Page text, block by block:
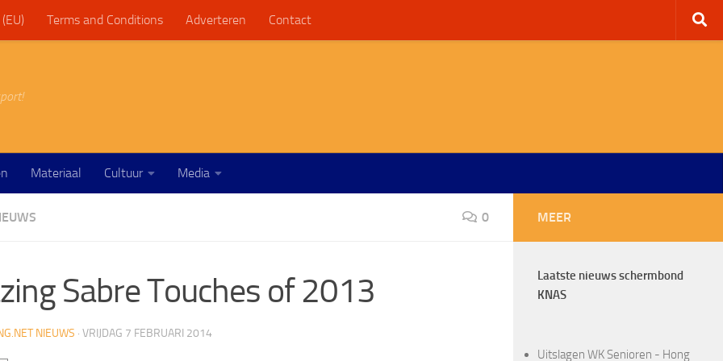
Terms and Conditions Adverteren Contact
Materiaal Cultuur Media
0
Sabre Touches of 2013
NIEUWS · VRIJDAG 7 FEBRUARI 2014
MEER
Laatste nieuws schermbond
KNAS
Uitslagen WK Senioren - Hong